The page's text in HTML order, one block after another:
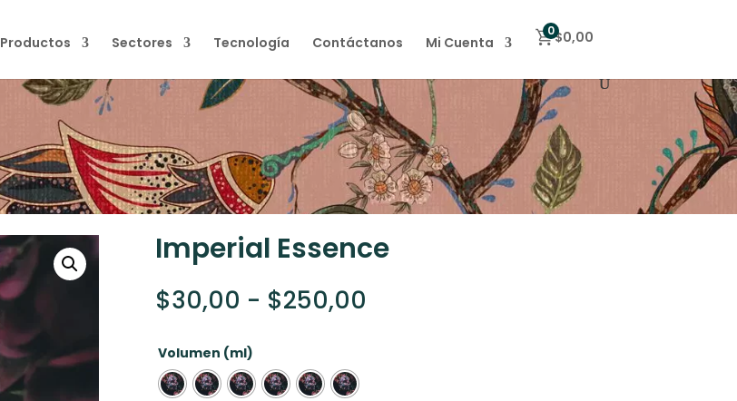
Productos Sectores Tecnología Contáctanos Mi Cuenta
0$0,00
Imperial Essence
$30,00 - $250,00
Volumen (ml)